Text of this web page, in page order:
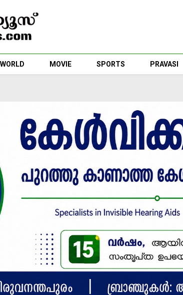
WORLD MOVIE SPORTS PRAVASI